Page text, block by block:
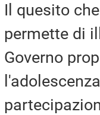
Il quesito
permette di
Governo